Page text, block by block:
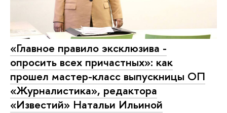
«Главное правило эксклюзива -
опросить всех причастных»: как
прошел мастер-класс выпускницы ОП
«Журналистика», редактора
«Известий» Натальи Ильиной